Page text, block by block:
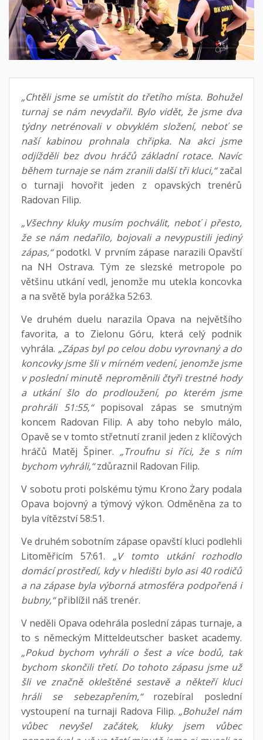
„Chtěli jsme se umístit do třetího místa. Bohužel
turnaj se nám nevydařil. Bylo vidět, že jsme dva
týdny netrénovali v obvyklém složení, neboť se
naší kabinou prohnala chřipka. Na akci jsme
odjížděli bez dvou hráčů základní rotace. Navíc
během turnaje se nám zranili další tři kluci,“začal
o turnaji hovořit jeden z opavských trenérů
Radovan Filip.
„Všechny kluky musím pochválit, neboť i přesto,
že se nám nedařilo, bojovali a nevypustili jediný
zápas,“podotkl. V prvním zápase narazili Opavští
na NH Ostrava. Tým ze slezské metropole po
většinu utkání vedl, jenomže mu utekla koncovka
a na světě byla porážka 52:63.
Ve druhém duelu narazila Opava na největšího
favorita, a to Zielonu Góru, která celý podnik
vyhrála. „Zápas byl po celou dobu vyrovnaný a do
koncovky jsme šli v mírném vedení, jenomže jsme
v poslední minutě neproměnili čtyři trestné hody
a utkání šlo do prodloužení, po kterém jsme
prohráli 51:55,“popisoval zápas se smutným
koncem Radovan Filip. A aby toho nebylo málo,
Opavě se v tomto střetnutí zranil jeden z klíčových
hráčů Matěj Špiner. „Troufnu si říci, že s ním
bychom vyhráli,“zdůraznil Radovan Filip.
V sobotu proti polskému týmu Krono Żary podala
Opava bojovný a týmový výkon. Odměněna za to
byla vítězství 58:51.
Ve druhém sobotním zápase opavští kluci podlehli
Litoměřicím 57:61. „V tomto utkání rozhodlo
domácí prostředí, kdy v hledišti bylo asi 40 rodičů
a na zápase byla výborná atmosféra podpořená i
bubny,“přiblížil náš trenér.
V neděli Opava odehrála poslední zápas turnaje, a
to s německým Mitteldeutscher basket academy.
„Pokud bychom vyhráli o šest a více bodů, tak
bychom skončili třetí. Do tohoto zápasu jsme už
šli ve značně okleštěné sestavě a někteří kluci
hráli se sebezapřením,“rozebíral poslední
vystoupení na turnaji Radova Filip. „Bohužel nám
vůbec nevyšel začátek, kluky jsem vůbec